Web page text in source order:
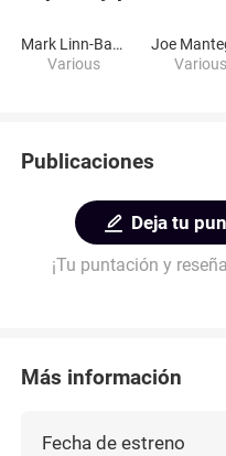
Mark Linn-Baker
Various
Joe
Various
Publicaciones
Deja tu
¡Tu puntación y
Más información
Fecha de estreno